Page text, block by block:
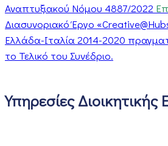
Αναπτυξιακού Νόμου 4887/2022
Διασυνοριακό Έργο
Ελλάδα-Ιταλία 2014-2020
το Τελικό του Συνέδριο.
Υπηρεσίες